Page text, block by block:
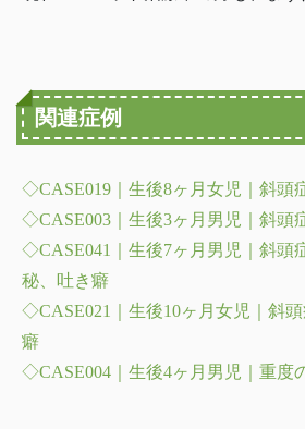
関連症例
◇CASE019｜生後8ヶ月女児｜斜頭
◇CASE003｜生後3ヶ月男児｜斜頭
◇CASE041｜生後7ヶ月男児｜斜頭
秘、吐き癖
◇CASE021｜生後10ヶ月女児｜斜
癖
◇CASE004｜生後4ヶ月男児｜重度